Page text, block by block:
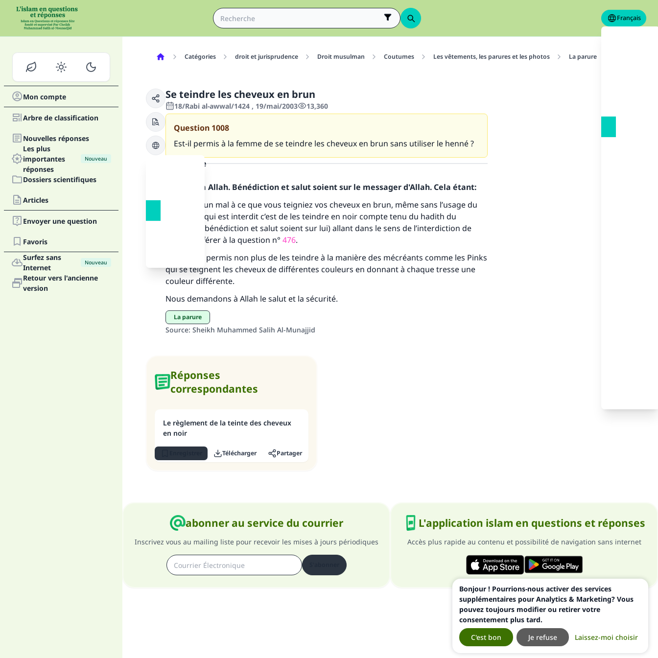
Français
Mon compte
Arbre de classification
Nouvelles réponses
Les plus
importantes
réponses
Nouveau
Dossiers scientifiques
Articles
Envoyer une question
Favoris
Surfez sans
Internet
Nouveau
Retour vers l'ancienne
version
Catégories droit et jurisprudence Droit musulman Coutumes Les vêtements, les parures et les photos La parure
Se teindre les cheveux en brun
18/Rabi al-awwal/1424 , 19/mai/2003 13,360
Question 1008
Est-il permis à la femme de se teindre les cheveux en brun sans utiliser le henné ?
la réponse
Louange à Allah. Bénédiction et salut soient sur le messager d'Allah. Cela étant:
Il n’y a aucun mal à ce que vous teigniez vos cheveux en brun, même sans l’usage du
henné. Ce qui est interdit c’est de les teindre en noir compte tenu du hadith du
Prophète (bénédiction et salut soient sur lui) allant dans le sens de l’interdiction de
cela. Se référer à la question n° 476.
Il n’est pas permis non plus de les teindre à la manière des mécréants comme les Pinks
qui se teignent les cheveux de différentes couleurs en donnant à chaque tresse une
couleur différente.
Nous demandons à Allah le salut et la sécurité.
La parure
Source: Sheikh Muhammed Salih Al-Munajjid
Réponses
correspondantes
Le règlement de la teinte des cheveux
en noir
Télécharger Partager
abonner au service du courrier
Inscrivez vous au mailing liste pour recevoir les mises à jours périodiques
L'application islam en questions et réponses
Accès plus rapide au contenu et possibilité de navigation sans internet
Faites une différence dans la vie de millions de
personnes grâce à votre contribution
Aidez nous à apporter des réponses.
"Celui qui indique une bonne action obtient la même récompense
Bonjour ! Pourrions-nous activer des services
supplémentaires pour Analytics & Marketing? Vous
pouvez toujours modifier ou retirer votre
consentement plus tard.
Laissez-moi choisir
Je refuse
C'est bon